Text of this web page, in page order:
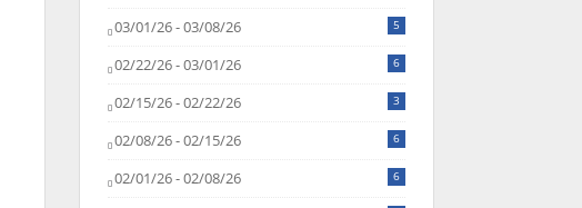
03/01/26 - 03/08/26 5
02/22/26 - 03/01/26 6
02/15/26 - 02/22/26 3
02/08/26 - 02/15/26 6
02/01/26 - 02/08/26 6